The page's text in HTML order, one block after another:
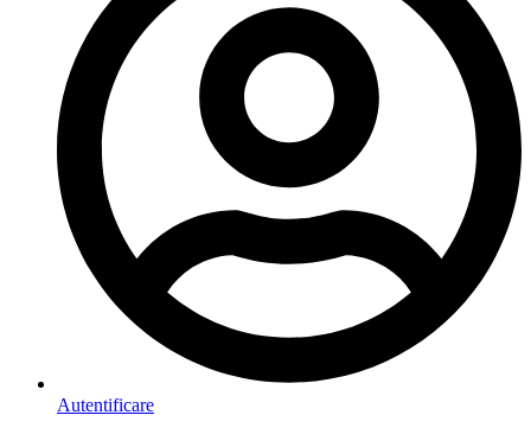
Autentificare